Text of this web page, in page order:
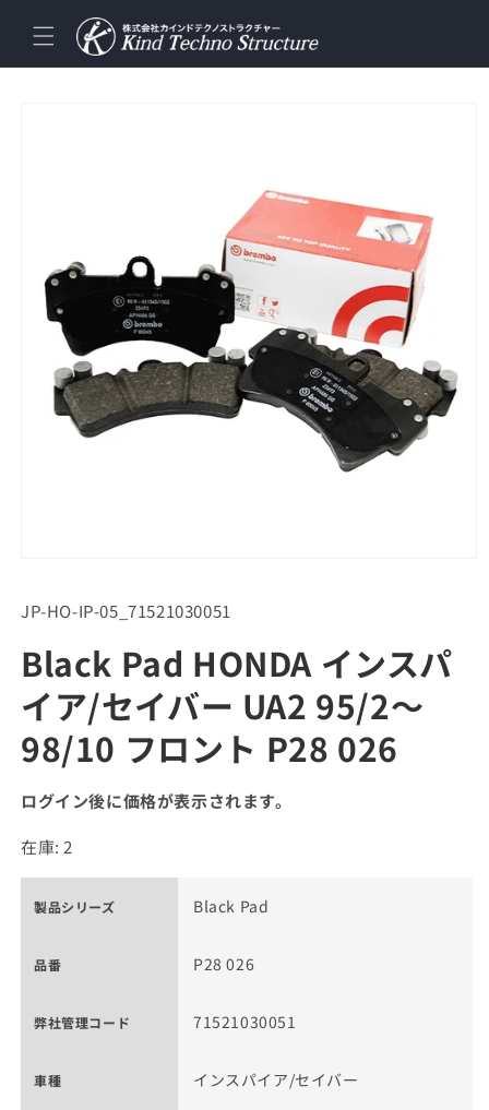
ンツに
進む
SKU:
JP-HO-IP-05_71521030051
Black Pad HONDA インスパ
イア/セイバー UA2 95/2～
98/10 フロント P28 026
ログイン後に価格が表示されます。
在庫: 2
製品シリーズ Black Pad
品番 P28 026
弊社管理コード 71521030051
車種 インスパイア/セイバー